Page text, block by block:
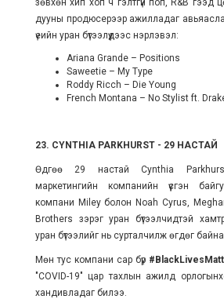
дууны продюсерээр ажилладаг авьяаслаг
үеийн уран бүтээлүүдээс нэрлэвэл:
Ariana Grande – Positions
Saweetie – My Type
Roddy Ricch – Die Young
French Montana – No Stylist ft.
23. CYNTHIA PARKHURST - 29 НАСТАЙ
Өдгөө 29 настай Cynthia
маркетингийн компанийн үүсгэн
компани Miley болон Noah Cyrus,
Brothers зэрэг уран бүтээлчидтэй
уран бүтээлийг нь сурталчилж өгдөг байна.
Мөн тус компани сар бүр
"COVID-19" цар тахлын ажилд
хандивладаг билээ.